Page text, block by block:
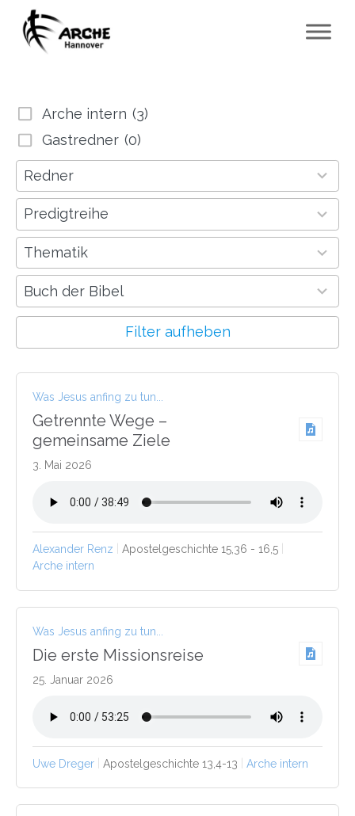
Arche intern (3)
Gastredner (0)
Redner
2
results
available
Predigtreihe
1
result
available
Thematik
38
results
available
Buch der Bibel
1
result
available
Filter aufheben
Was Jesus anfing zu tun...
Getrennte Wege –
gemeinsame Ziele
3. Mai 2026
Alexander Renz
Apostelgeschichte 15,36 - 16,5
Arche intern
Was Jesus anfing zu tun...
Die erste Missionsreise
25. Januar 2026
Uwe Dreger Apostelgeschichte 13,4-13 Arche intern